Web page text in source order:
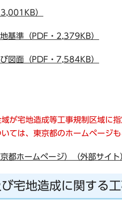
）
基準（PDF・2,379KB）
図面（PDF・7,584KB）
が宅地造成等工事規制区域に指
ては、東京都のホームページも
都ホームページ）（外部サイト
宅地造成に関する